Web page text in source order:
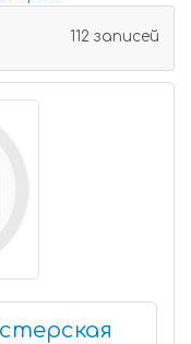
112 записей